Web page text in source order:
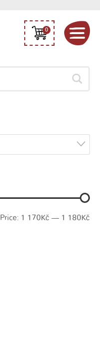
0
Price: 1 170Kč — 1 180Kč